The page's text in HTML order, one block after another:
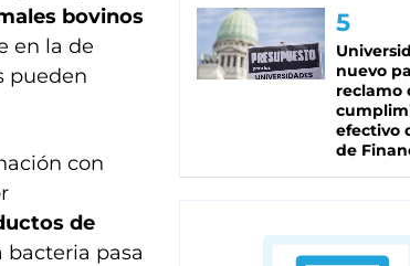
bovinos
en la de
pueden
con
de
bacteria pasa
nuevo
reclamo
efectivo
de